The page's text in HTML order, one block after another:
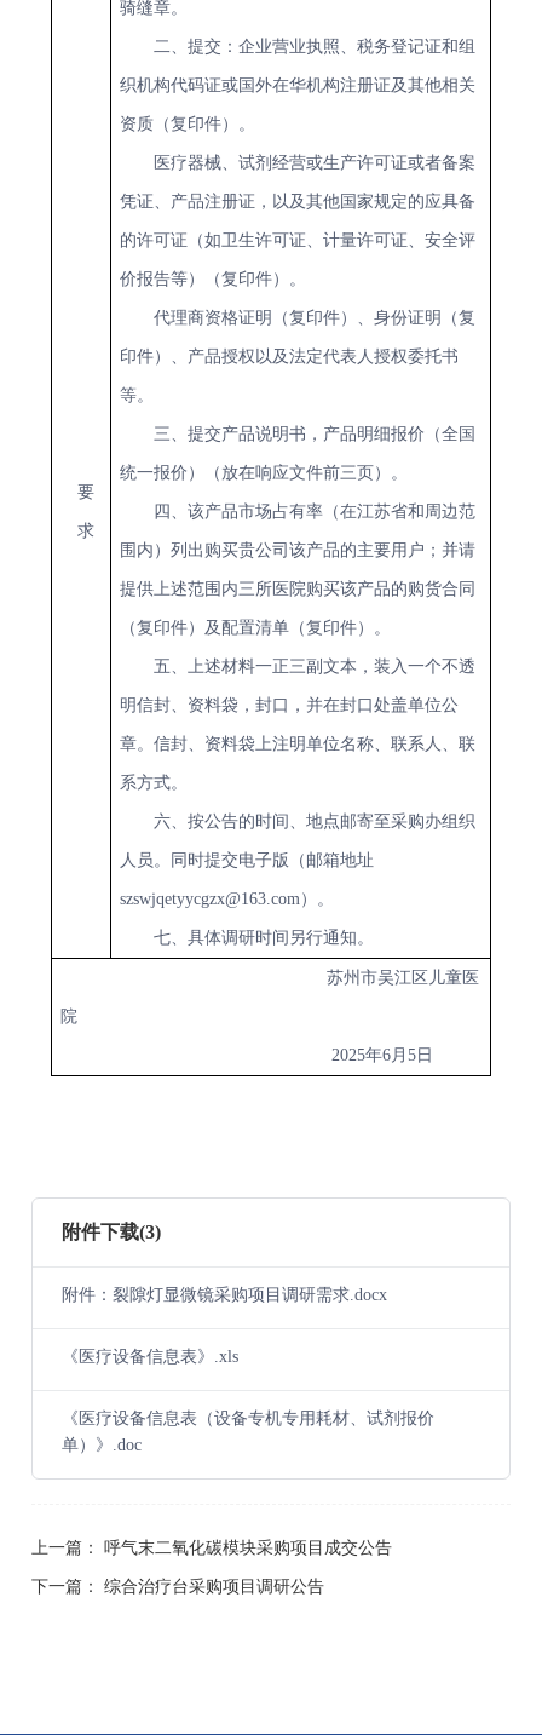
要
求
骑缝章。
二、提交：企业营业执照、税务登记证和组
织机构代码证或国外在华机构注册证及其他相关
资质（复印件）。
医疗器械、试剂经营或生产许可证或者备案
凭证、产品注册证，以及其他国家规定的应具备
的许可证（如卫生许可证、计量许可证、安全评
价报告等）（复印件）。
代理商资格证明（复印件）、身份证明（复
印件）、产品授权以及法定代表人授权委托书
等。
三、提交产品说明书 ， 产品明细报价（全国
统一报价） （ 放在响应文件前三页 ）。
四、该产品市场占有率（在江苏省和周边范
围内）列出购买贵公司该产品的主要用户；并请
提供上述范围内三所医院购买该产品的购货合同
（复印件）及配置清单（复印件）。
五 、上述材料一正三副文本，装入一个不透
明信封、资料袋，封口，并在封口处盖单位公
章。信封、资料袋上注明单位名称 联系人、联
系方式。
六 、按公告的时间、地点邮寄至采购办组织
人员。同时提交电子版 （邮箱地址
szswjqetyycgzx@163.com ） 。
七、具体调研时间另行通知。
苏州市吴江区儿童医
院
2025年6 月 5 日
附件下载(3)
附件：裂隙灯显微镜采购项目调研需求.docx
《医疗设备信息表》.xls
《医疗设备信息表（设备专机专用耗材、试剂报价
单）》.doc
上一篇： 呼气末二氧化碳模块采购项目成交公告
下一篇： 综合治疗台采购项目调研公告